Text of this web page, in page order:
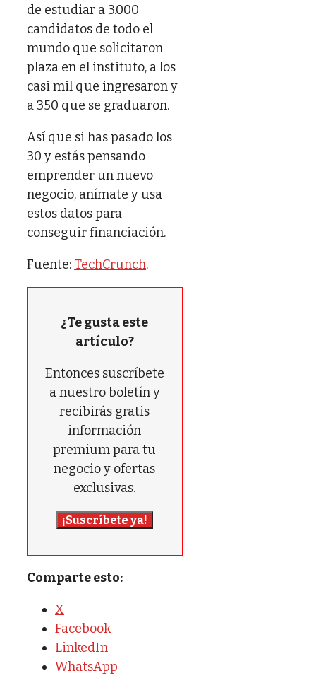
de estudiar a 3.000
candidatos de todo el
mundo que solicitaron
plaza en el instituto, a los
casi mil que ingresaron y
a 350 que se graduaron.
Así que si has pasado los
30 y estás pensando
emprender un nuevo
negocio, anímate y usa
estos datos para
conseguir financiación.
Fuente: TechCrunch.
¿Te gusta este
artículo?
Entonces suscríbete
a nuestro boletín y
recibirás gratis
información
premium para tu
negocio y ofertas
exclusivas.
¡Suscríbete ya!
Comparte esto:
X
Facebook
LinkedIn
WhatsApp